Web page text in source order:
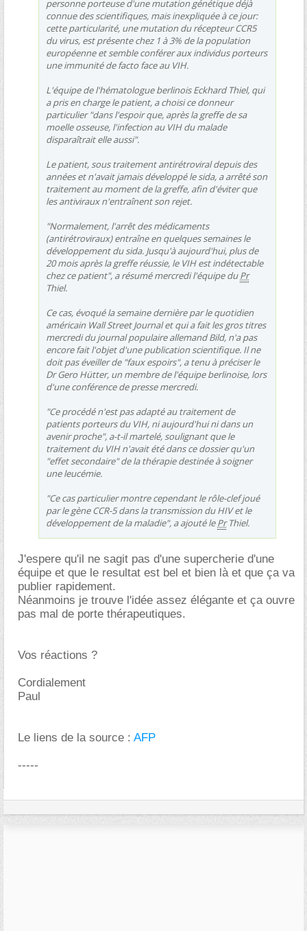
personne porteuse d'une mutation génétique déjà
connue des scientifiques, mais inexpliquée à ce jour:
cette particularité, une mutation du récepteur CCR5
du virus, est présente chez 1 à 3% de la population
européenne et semble conférer aux individus porteurs
une immunité de facto face au VIH.
L'équipe de l'hématologue berlinois Eckhard Thiel, qui
a pris en charge le patient, a choisi ce donneur
particulier "dans l'espoir que, après la greffe de sa
moelle osseuse, l'infection au VIH du malade
disparaîtrait elle aussi".
Le patient, sous traitement antirétroviral depuis des
années et n'avait jamais développé le sida, a arrêté son
traitement au moment de la greffe, afin d'éviter que
les antiviraux n'entraînent son rejet.
"Normalement, l'arrêt des médicaments
(antirétroviraux) entraîne en quelques semaines le
développement du sida. Jusqu'à aujourd'hui, plus de
20 mois après la greffe réussie, le VIH est indétectable
chez ce patient", a résumé mercredi l'équipe duPr
Thiel.
Ce cas, évoqué la semaine dernière par le quotidien
américain Wall Street Journal et qui a fait les gros titres
mercredi du journal populaire allemand Bild, n'a pas
encore fait l'objet d'une publication scientifique. Il ne
doit pas éveiller de "faux espoirs", a tenu à préciser le
Dr Gero Hütter, un membre de l'équipe berlinoise, lors
d'une conférence de presse mercredi.
"Ce procédé n'est pas adapté au traitement de
patients porteurs du VIH, ni aujourd'hui ni dans un
avenir proche", a-t-il martelé, soulignant que le
traitement du VIH n'avait été dans ce dossier qu'un
"effet secondaire" de la thérapie destinée à soigner
une leucémie.
"Ce cas particulier montre cependant le rôle-clef joué
par le gène CCR-5 dans la transmission du HIV et le
développement de la maladie", a ajouté lePrThiel.
J'espere qu'il ne sagit pas d'une supercherie d'une
équipe et que le resultat est bel et bien là et que ça va
publier rapidement.
Néanmoins je trouve l'idée assez élégante et ça ouvre
pas mal de porte thérapeutiques.
Vos réactions ?
Cordialement
Paul
Le liens de la source : AFP
-----